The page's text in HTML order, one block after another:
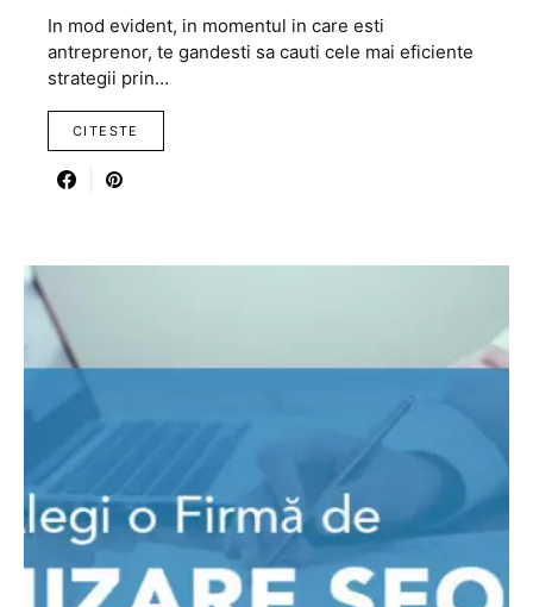
In mod evident, in momentul in care esti
antreprenor, te gandesti sa cauti cele mai eficiente
strategii prin…
CITESTE